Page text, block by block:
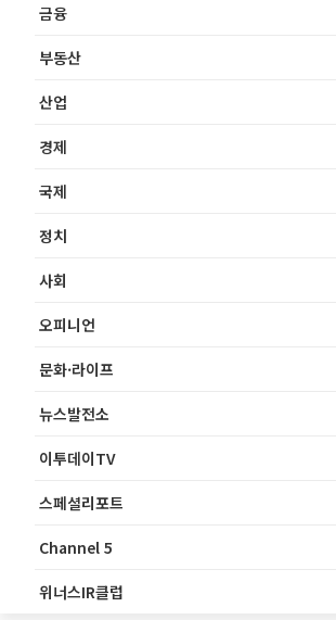
금융
부동산
산업
경제
국제
정치
사회
오피니언
문화·라이프
뉴스발전소
이투데이TV
스페셜리포트
Channel 5
위너스IR클럽